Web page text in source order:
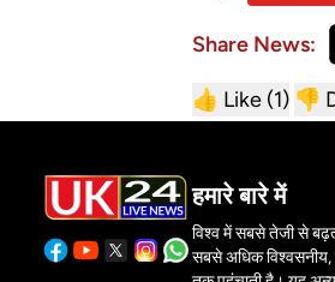
Share News:
👍 Like (1) 👎
हमारे बारे में
विश्व में सबसे तेजी से
सबसे अधिक विश्वसनीय,